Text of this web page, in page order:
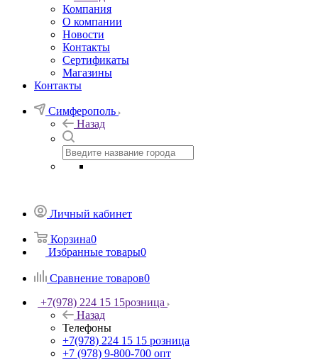
Компания
О компании
Новости
Контакты
Сертификаты
Магазины
Контакты
Симферополь
Назад
Личный кабинет
Корзина0
Избранные товары0
Сравнение товаров0
+7(978) 224 15 15розница
Назад
Телефоны
+7(978) 224 15 15 розница
+7 (978) 9-800-700 опт